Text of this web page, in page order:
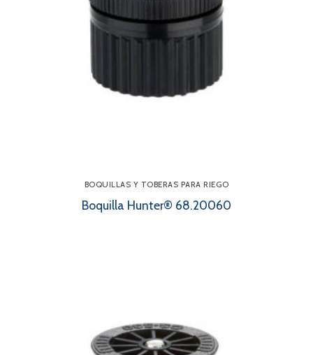
BOQUILLAS Y TOBERAS PARA RIEGO
Boquilla Hunter® 68.20060